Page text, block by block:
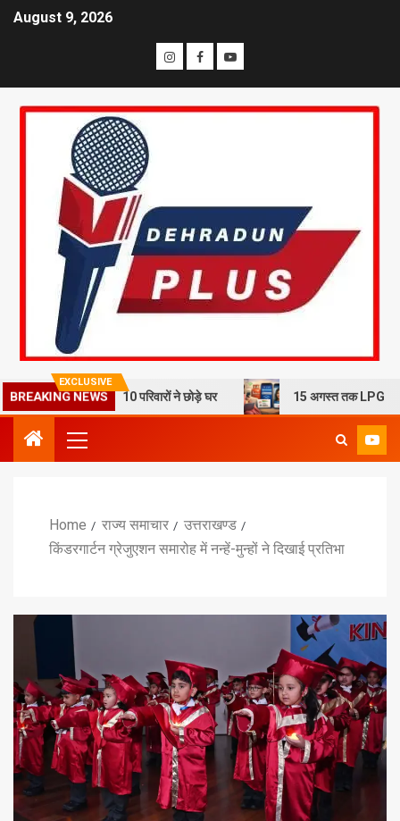
August 9, 2026
EXCLUSIVE
BREAKING NEWS
से दहशत, 10 परिवारों ने छोड़े घर 15 अगस्त तक LPG कनेक्शन की
Home राज्य समाचार
उत्तराखण्ड
किंडरगार्टन ग्रेजुएशन समारोह में नन्हें-मुन्हों ने दिखाई प्रतिभा